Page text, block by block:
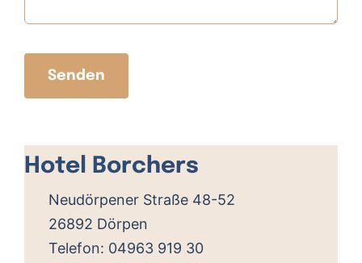
Senden
+
−
Hotel Borchers
Neudörpener Straße 48-52
26892 Dörpen
Telefon: 04963 919 30